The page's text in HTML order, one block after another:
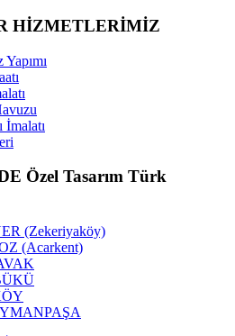
HİZMETLERİMİZ
İmalatı
Özel Tasarım Türk
(Zekeriyaköy)
(Acarkent)